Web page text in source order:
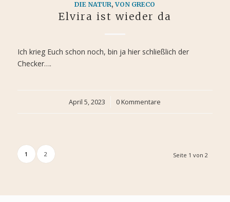
DIE NATUR,VON GRECO
Elvira ist wieder da
Ich krieg Euch schon noch, bin ja hier schließlich der
Checker….
April 5, 2023
/ 0 Kommentare
Seite 1 von 2
1 2